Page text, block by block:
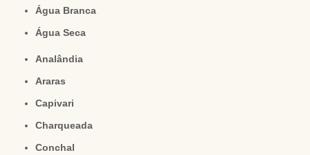
Água Branca
Água Seca
Analândia
Araras
Capivari
Charqueada
Conchal